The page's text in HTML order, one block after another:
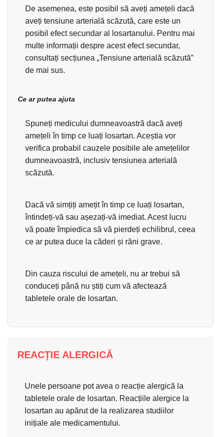
De asemenea, este posibil să aveți amețeli dacă
aveți tensiune arterială scăzută, care este un
posibil efect secundar al losartanului. Pentru mai
multe informații despre acest efect secundar,
consultați secțiunea „Tensiune arterială scăzută”
de mai sus.
Ce ar putea ajuta
Spuneți medicului dumneavoastră dacă aveți
amețeli în timp ce luați losartan. Aceștia vor
verifica probabil cauzele posibile ale amețelilor
dumneavoastră, inclusiv tensiunea arterială
scăzută.
Dacă vă simțiți amețit în timp ce luați losartan,
întindeți-vă sau așezați-vă imediat. Acest lucru
vă poate împiedica să vă pierdeți echilibrul, ceea
ce ar putea duce la căderi și răni grave.
Din cauza riscului de amețeli, nu ar trebui să
conduceți până nu știți cum vă afectează
tabletele orale de losartan.
REACȚIE ALERGICĂ
Unele persoane pot avea o reacție alergică la
tabletele orale de losartan. Reacțiile alergice la
losartan au apărut de la realizarea studiilor
inițiale ale medicamentului.